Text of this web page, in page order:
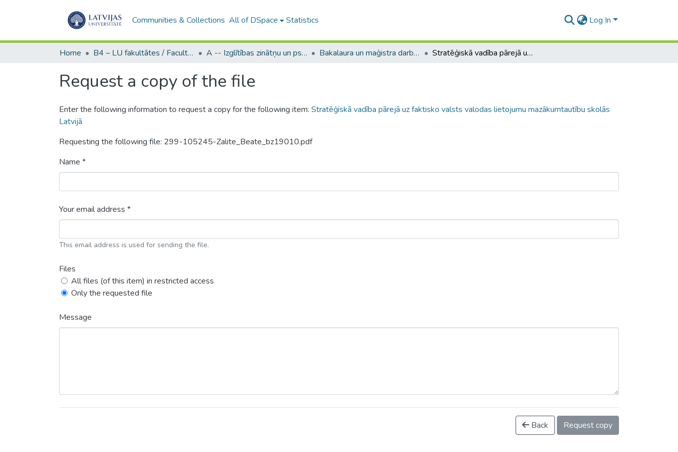
Communities & Collections All of DSpace Statistics Log In
Home B4 – LU fakultātes / Faculties of the UL A -- Izglītības zinātņu un psiholoģijas fakultāte / Faculty of Education Sciences and Psychology Bakalaura un maģistra darbi (PPMF) / Bachelor's and Master's theses Stratēģiskā vadība pārejā uz faktisko valsts valodas lietojumu mazākumtautību skolās Latvijā
Request a copy of the file
Enter the following information to request a copy for the following item: Stratēģiskā vadība pārejā uz faktisko valsts valodas lietojumu mazākumtautību skolās
Latvijā
Requesting the following file: 299-105245-Zalite_Beate_bz19010.pdf
Name *
Your email address *
This email address is used for sending the file.
Files
All files (of this item) in restricted access
Only the requested file
Message
Back Request copy